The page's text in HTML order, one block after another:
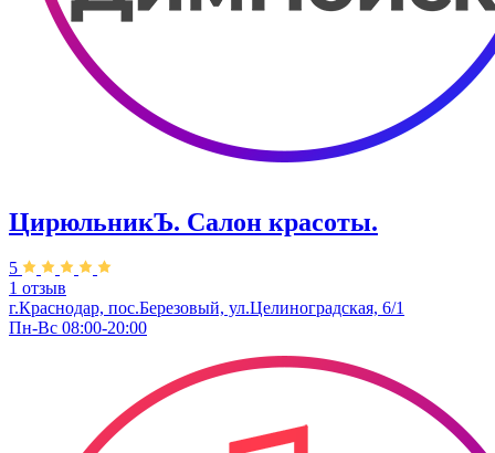
ЦирюльникЪ. Салон красоты.
5
1 отзыв
г.Краснодар, пос.Березовый, ул.Целиноградская, 6/1
Пн-Вс 08:00-20:00